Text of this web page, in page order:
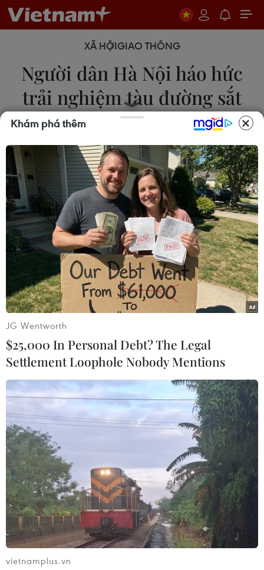
XÃ HỘIGIAO THÔNG
Người dân Hà Nội háo hức
trải nghiệm tàu đường sắt
Cát Linh-Hà Đông
Thanh Trà
08/11/2021 04:23
Đường sắt đô thị Cát Linh-Hà Đông đã đón hàng
chục nghìn lượt người dân đi trải nghiệm tàu ngay
sau khi được đưa vào khai thác thương mại.
Khám phá thêm
JG Wentworth
$25,000 In Personal Debt? The Legal
Settlement Loophole Nobody Mentions
vietnamplus.vn